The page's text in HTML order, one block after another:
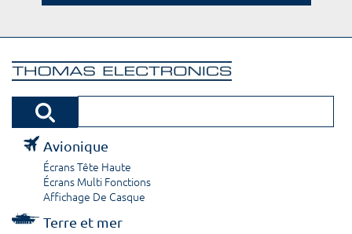
Avionique
Écrans Tête Haute
Écrans Multi Fonctions
Affichage De Casque
Terre et mer